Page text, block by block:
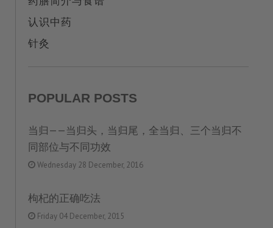
认识中药
针灸
POPULAR POSTS
当归——当归头，当归尾，全当归、三个当归不
同部位与不同功效
Wednesday 28 December, 2016
枸杞的正确吃法
Friday 04 December, 2015